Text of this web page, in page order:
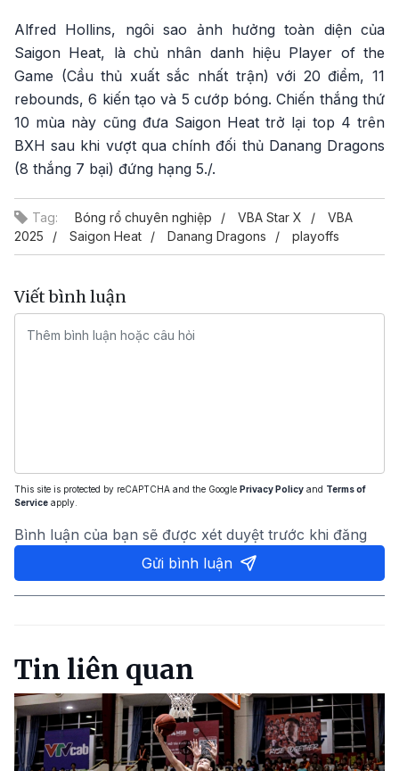
Alfred Hollins, ngôi sao ảnh hưởng toàn diện của
Saigon Heat, là chủ nhân danh hiệu Player of the
Game (Cầu thủ xuất sắc nhất trận) với 20 điểm, 11
rebounds, 6 kiến tạo và 5 cướp bóng. Chiến thắng thứ
10 mùa này cũng đưa Saigon Heat trở lại top 4 trên
BXH sau khi vượt qua chính đối thủ Danang Dragons
(8 thắng 7 bại) đứng hạng 5./.
Tag: Bóng rổ chuyên nghiệp VBA Star X
VBA
2025
Saigon Heat Danang Dragons playoffs
Viết bình luận
This site is protected by reCAPTCHA and the Google Privacy Policy and Terms of
Service apply.
Bình luận của bạn sẽ được xét duyệt trước khi đăng
Gửi bình luận
Tin liên quan